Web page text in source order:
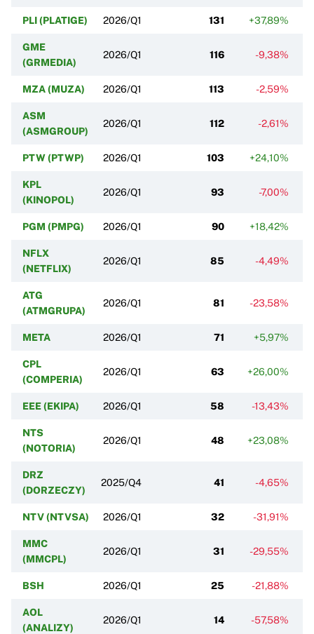
PLI (PLATIGE) 2026/Q1 131 +37,89%
GME
(GRMEDIA)
2026/Q1 116 -9,38%
MZA (MUZA) 2026/Q1 113 -2,59%
ASM
(ASMGROUP)
2026/Q1 112 -2,61%
PTW (PTWP) 2026/Q1 103 +24,10%
KPL
(KINOPOL)
2026/Q1 93 -7,00%
PGM (PMPG) 2026/Q1 90 +18,42%
NFLX
(NETFLIX)
2026/Q1 85 -4,49%
ATG
(ATMGRUPA)
2026/Q1 81 -23,58%
META 2026/Q1 71 +5,97%
CPL
(COMPERIA)
2026/Q1 63 +26,00%
EEE (EKIPA) 2026/Q1 58 -13,43%
NTS
(NOTORIA)
2026/Q1 48 +23,08%
DRZ
(DORZECZY)
2025/Q4 41 -4,65%
NTV (NTVSA) 2026/Q1 32 -31,91%
MMC
(MMCPL)
2026/Q1 31 -29,55%
BSH 2026/Q1 25 -21,88%
AOL
(ANALIZY)
2026/Q1 14 -57,58%